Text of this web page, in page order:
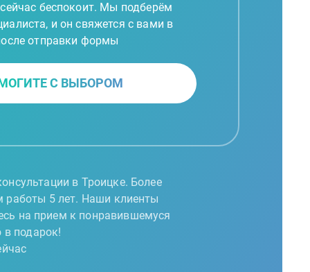
беспокоит. Мы подберём
и он свяжется с вами в
отправки формы
С ВЫБОРОМ
в Троицке. Более
работы 5 лет. Наши клиенты
на прием к понравившемуся
в подарок!